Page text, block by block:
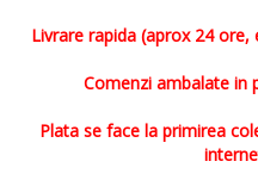
Livrare rapida (aprox 24
Comenzi ambalate in
Plata se face la primirea